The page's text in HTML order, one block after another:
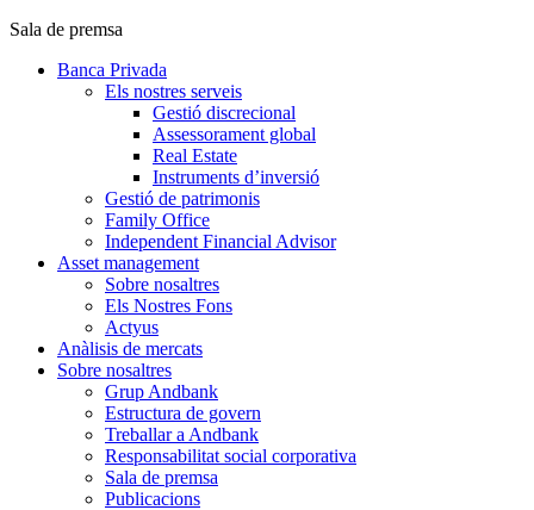
Sala de premsa
Banca Privada
Els nostres serveis
Gestió discrecional
Assessorament global
Real Estate
Instruments d’inversió
Gestió de patrimonis
Family Office
Independent Financial Advisor
Asset management
Sobre nosaltres
Els Nostres Fons
Actyus
Anàlisis de mercats
Sobre nosaltres
Grup Andbank
Estructura de govern
Treballar a Andbank
Responsabilitat social corporativa
Sala de premsa
Publicacions